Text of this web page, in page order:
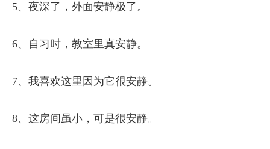
5、夜深了，外面安静极了。
6、自习时，教室里真安静。
7、我喜欢这里因为它很安静。
8、这房间虽小，可是很安静。